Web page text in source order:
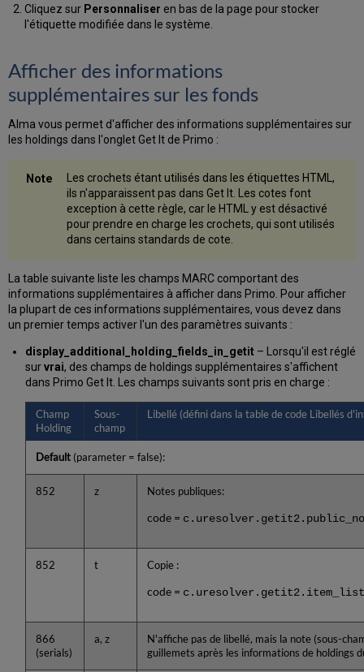
Cliquez sur Personnaliser en bas de la page pour stocker
l'étiquette modifiée dans le système.
Afficher des informations
supplémentaires sur les fonds
Alma vous permet d'afficher des informations supplémentaires sur
les holdings dans l'onglet Get It de Primo :
Les crochets étant utilisés dans les étiquettes HTML,
ils n'apparaissent pas dans Get It. Les cotes font
exception à cette règle, car le HTML y est désactivé
pour prendre en charge les crochets, qui sont utilisés
dans certains standards de cote.
La table suivante liste les champs MARC comportant des
informations supplémentaires à afficher dans Primo. Pour afficher
la plupart de ces informations supplémentaires, vous devez dans
un premier temps activer l'un des paramètres suivants :
display_additional_holding_fields_in_getit– Lorsqu'il est réglé
survrai, des champs de holdings supplémentaires s'affichent
dans Primo Get It. Les champs suivants sont pris en charge :
Champ
Holding
Sous-
champ
Libellé (défini dans la table de code Libellés
Default (parameter = false):
852 z Notes publiques:
code =
852 t Copie :
code =
866
(serials)
a, z
N'affiche pas de libellé, mais la note (sous-
guillemets après les informations de holdings